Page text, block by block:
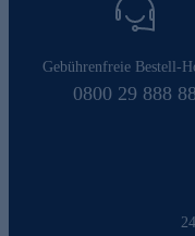
Gebührenfreie Bestell-
0800 29 888 88